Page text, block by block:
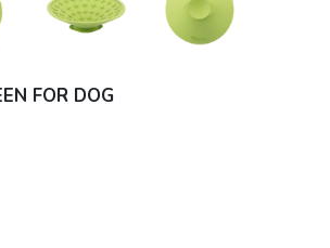
FOR DOG